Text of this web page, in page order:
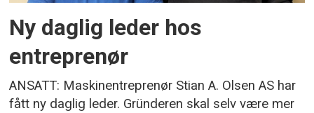
Ny daglig leder hos
entreprenør
ANSATT: Maskinentreprenør Stian A. Olsen AS har
fått ny daglig leder. Gründeren skal selv være mer